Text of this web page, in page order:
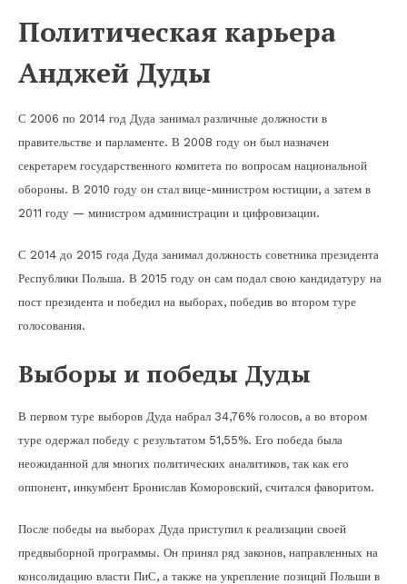
Политическая карьера
Анджей Дуды
С 2006 по 2014 год Дуда занимал различные должности в
правительстве и парламенте. В 2008 году он был назначен
секретарем государственного комитета по вопросам национальной
обороны. В 2010 году он стал вице-министром юстиции, а затем в
2011 году — министром администрации и цифровизации.
С 2014 до 2015 года Дуда занимал должность советника президента
Республики Польша. В 2015 году он сам подал свою кандидатуру на
пост президента и победил на выборах, победив во втором туре
голосования.
Выборы и победы Дуды
В первом туре выборов Дуда набрал 34,76% голосов, а во втором
туре одержал победу с результатом 51,55%. Его победа была
неожиданной для многих политических аналитиков, так как его
оппонент, инкумбент Бронислав Коморовский, считался фаворитом.
После победы на выборах Дуда приступил к реализации своей
предвыборной программы. Он принял ряд законов, направленных на
консолидацию власти ПиС, а также на укрепление позиций Польши в